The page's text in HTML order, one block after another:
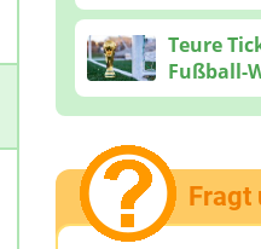
Teure
Fußball-
Fragt